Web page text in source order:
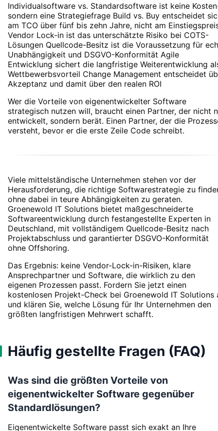
Individualsoftware vs. Standardsoftware ist keine
sondern eine Strategiefrage Build vs. Buy entscheidet
am TCO über fünf bis zehn Jahre, nicht am
Vendor Lock-in ist das unterschätzte Risiko bei COTS-
Lösungen Quellcode-Besitz ist die Voraussetzung für
Unabhängigkeit und DSGVO-Konformität Agile
Entwicklung sichert die langfristige Weiterentwicklung
Wettbewerbsvorteil Change Management entscheidet
Akzeptanz und damit über den realen ROI
Wer die Vorteile von eigenentwickelter Software
strategisch nutzen will, braucht einen Partner, der nicht
entwickelt, sondern berät. Einen Partner, der die
versteht, bevor er die erste Zeile Code schreibt.
Viele mittelständische Unternehmen stehen vor der
Herausforderung, die richtige Softwarestrategie zu
ohne dabei in teure Abhängigkeiten zu geraten.
Groenewold IT Solutions bietet maßgeschneiderte
Softwareentwicklung durch festangestellte Experten in
Deutschland, mit vollständigem Quellcode-Besitz nach
Projektabschluss und garantierter DSGVO-Konformität
ohne Offshoring.
Das Ergebnis: keine Vendor-Lock-in-Risiken, klare
Ansprechpartner und Software, die wirklich zu den
eigenen Prozessen passt. Fordern Sie jetzt einen
kostenlosen Projekt-Check bei Groenewold IT Solutions
und klären Sie, welche Lösung für Ihr Unternehmen den
größten langfristigen Mehrwert schafft.
Häufig gestellte Fragen (FAQ)
Was sind die größten Vorteile von
eigenentwickelter Software gegenüber
Standardlösungen?
Eigenentwickelte Software passt sich exakt an Ihre